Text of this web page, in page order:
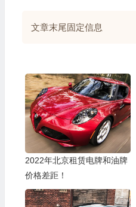
文章末尾固定信息
2022年北京租赁电牌和油牌
价格差距！